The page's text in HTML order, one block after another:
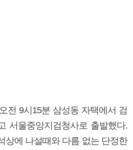
전 9시15분 삼성동 자택에서 검
서울중앙지검청사로 출발했다.
상에 나설때와 다름 없는 단정한